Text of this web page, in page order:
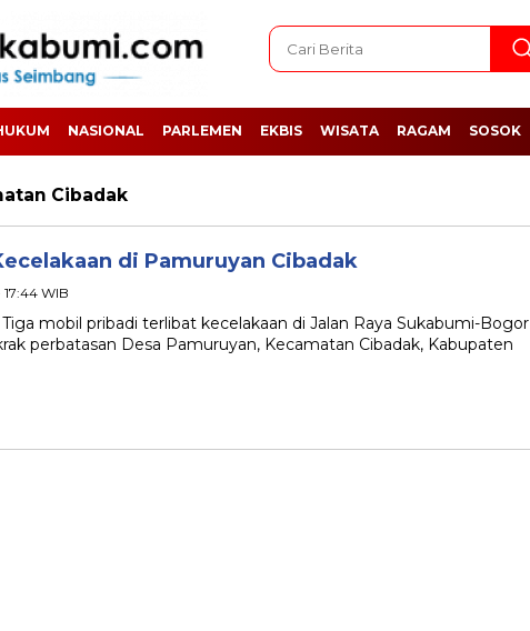
NASIONAL PARLEMEN EKBIS WISATA RAGAM SOSOK
Cibadak
di Pamuruyan Cibadak
17:44 WIB
mobil pribadi terlibat kecelakaan di Jalan Raya Sukabumi-Bogor
perbatasan Desa Pamuruyan, Kecamatan Cibadak, Kabupaten